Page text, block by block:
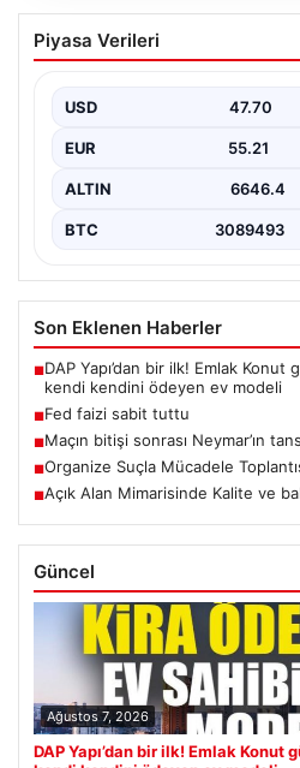
Fed faizi sabit tuttu
Piyasa Verileri
USD 47.70
EUR 55.21
ALTIN 6646.4
BTC 3089493
Son Eklenen Haberler
■DAP Yapı’dan bir ilk! Emlak
kendi kendini ödeyen ev modeli
■Fed faizi sabit tuttu
■Maçın bitişi sonrası Neymar’ın
■Organize Suçla Mücadele
■Açık Alan Mimarisinde Kalite ve
Güncel
Ağustos 7, 2026
DAP Yapı’dan bir ilk! Emlak